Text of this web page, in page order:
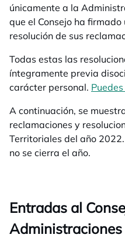
únicamente a la
que el Consejo ha
resolución de sus
Todas estas las
íntegramente previa
carácter personal.
A continuación, se
reclamaciones y
Territoriales del año
no se cierra el año.
Entradas al